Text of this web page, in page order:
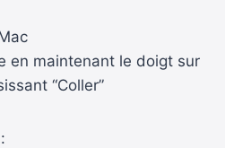
en maintenant le doigt sur
“Coller”